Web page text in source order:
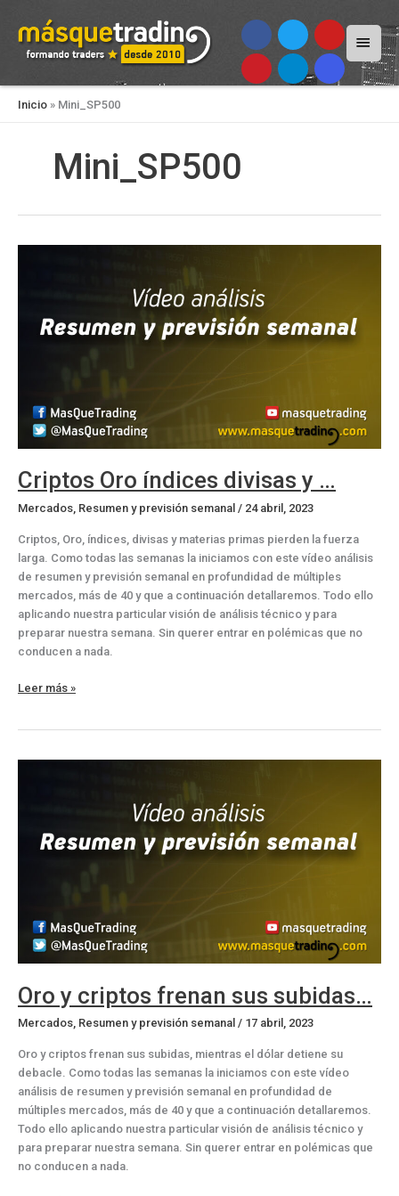
Menú
Inicio » Mini_SP500
Mini_SP500
Criptos Oro índices divisas y …
Mercados Resumen y previsión semanal / 24 abril, 2023
Criptos, Oro, índices, divisas y materias primas pierden la fuerza
larga. Como todas las semanas la iniciamos con este vídeo análisis
de resumen y previsión semanal en profundidad de múltiples
mercados, más de 40 y que a continuación detallaremos. Todo ello
aplicando nuestra particular visión de análisis técnico y para
preparar nuestra semana. Sin querer entrar en polémicas que no
conducen a nada.
Criptos
y
Leer más »
Oro y criptos frenan sus subidas…
Mercados Resumen y previsión semanal / 17 abril, 2023
Oro y criptos frenan sus subidas, mientras el dólar detiene su
debacle. Como todas las semanas la iniciamos con este vídeo
análisis de resumen y previsión semanal en profundidad de
múltiples mercados, más de 40 y que a continuación detallaremos.
Todo ello aplicando nuestra particular visión de análisis técnico y
para preparar nuestra semana. Sin querer entrar en polémicas que
no conducen a nada.